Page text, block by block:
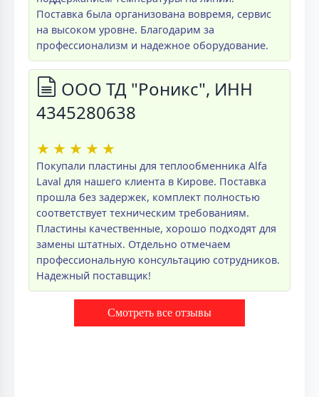
Поставка была организована вовремя, сервис
на высоком уровне. Благодарим за
профессионализм и надежное оборудование.
ООО ТД "Роникс", ИНН
4345280638
★ ★ ★ ★ ★
Покупали пластины для теплообменника Alfa
Laval для нашего клиента в Кирове. Поставка
прошла без задержек, комплект полностью
соответствует техническим требованиям.
Пластины качественные, хорошо подходят для
замены штатных. Отдельно отмечаем
профессиональную консультацию сотрудников.
Надежный поставщик!
Смотреть все отзывы